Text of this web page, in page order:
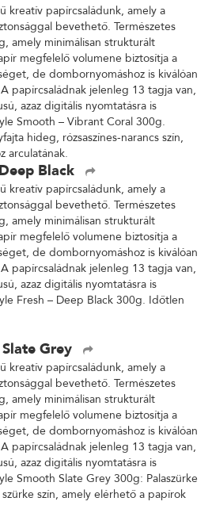
kreatív papírcsaládunk, amely a
bevethető. Természetes
amely minimálisan strukturált
megfelelő volumene biztosítja a
de dombornyomáshoz is kiválóan
papírcsaládnak jelenleg 13 tagja van,
azaz digitális nyomtatásra is
Smooth – Vibrant Coral 300g.
hideg, rózsaszínes-narancs szín,
arculatának.
Black
kreatív papírcsaládunk, amely a
bevethető. Természetes
amely minimálisan strukturált
megfelelő volumene biztosítja a
de dombornyomáshoz is kiválóan
papírcsaládnak jelenleg 13 tagja van,
azaz digitális nyomtatásra is
Fresh – Deep Black 300g. Időtlen
Grey
kreatív papírcsaládunk, amely a
bevethető. Természetes
amely minimálisan strukturált
megfelelő volumene biztosítja a
de dombornyomáshoz is kiválóan
papírcsaládnak jelenleg 13 tagja van,
azaz digitális nyomtatásra is
Smooth Slate Grey 300g: Palaszürke
szín, amely elérhető a papírok